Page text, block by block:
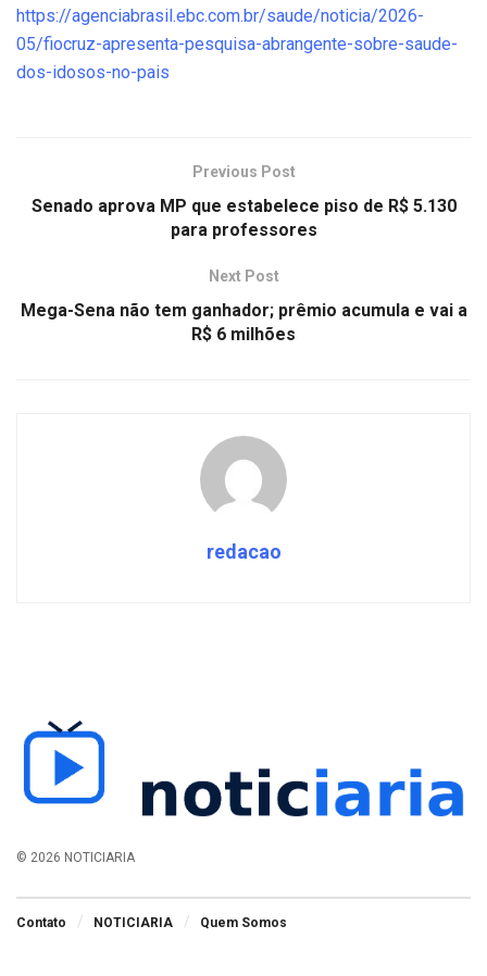
https://agenciabrasil.ebc.com.br/saude/noticia/2026-
05/fiocruz-apresenta-pesquisa-abrangente-sobre-saude-
dos-idosos-no-pais
Previous Post
Senado aprova MP que estabelece piso de R$ 5.130
para professores
Next Post
Mega-Sena não tem ganhador; prêmio acumula e vai a
R$ 6 milhões
redacao
© 2026 NOTICIARIA
Contato NOTICIARIA Quem Somos